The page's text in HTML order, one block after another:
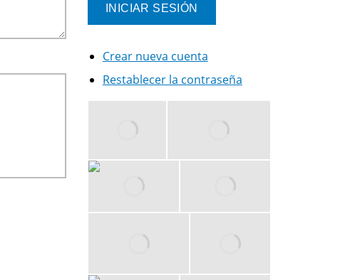
Crear nueva cuenta
Restablecer la contraseña